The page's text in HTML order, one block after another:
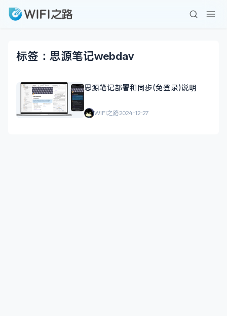
标签：思源笔记webdav
思源笔记部署和同步(免登录)说明
WIFI之路2024-12-27